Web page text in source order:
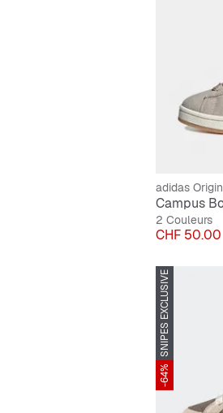
adidas
Campus
2 Couleurs
Prix
CHF 50.00
SNIPES EXCLUSIVE
-64%